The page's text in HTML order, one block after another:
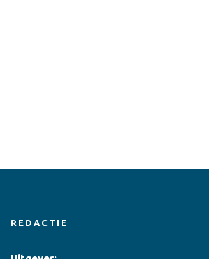
REDACTIE